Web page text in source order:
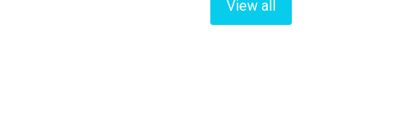
View all